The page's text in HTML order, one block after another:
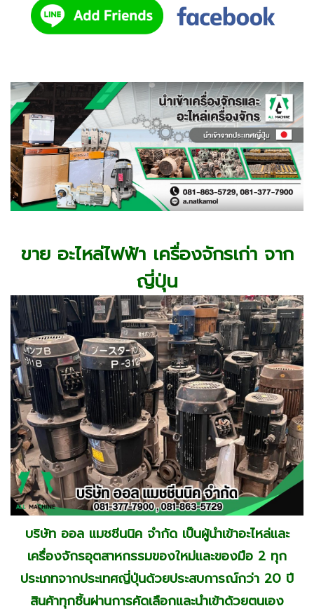
ขาย อะไหล่ไฟฟ้า เครื่องจักรเก่า จาก
ญี่ปุ่น
บริษัท ออล แมชชีนนิค จำกัด เป็นผู้นำเข้าอะไหล่และ
เครื่องจักรอุตสาหกรรมของใหม่และของมือ 2 ทุก
ประเภทจากประเทศญี่ปุ่นด้วยประสบการณ์กว่า 20 ปี
สินค้าทุกชิ้นผ่านการคัดเลือกและนำเข้าด้วยตนเอง